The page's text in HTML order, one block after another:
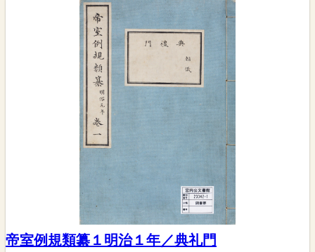
帝室例規類纂１明治１年／典礼門